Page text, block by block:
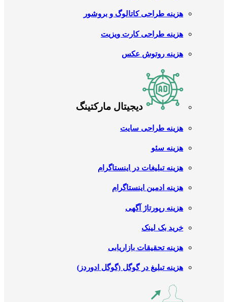
هزینه طراحی کاتالوگ و بروشور
هزینه طراحی کارت ویزیت
هزینه روتوش عکس
دیجیتال مارکتینگ
هزینه طراحی سایت
هزینه سئو
هزینه تبلیغات در اینستاگرام
هزینه ادمین اینستاگرام
هزینه رپورتاژ آگهی
خرید بک لینک
هزینه تحقیقات بازاریابی
هزینه تبلیغ در گوگل (گوگل ادوردز)